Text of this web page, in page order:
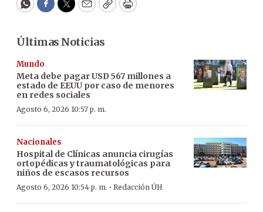
WhatsApp
Facebook
Twitter
EmailCopyPrint
Últimas Noticias
Mundo
Meta debe pagar USD 567 millones a
estado de EEUU por caso de menores
en redes sociales
Agosto 6, 2026 10:57 p. m.
Nacionales
Hospital de Clínicas anuncia cirugías
ortopédicas y traumatológicas para
niños de escasos recursos
Agosto 6, 2026 10:54 p. m. · Redacción ÚH